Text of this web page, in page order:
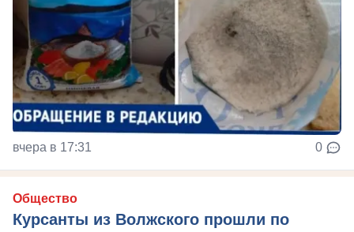
вчера в 17:31 0
Общество
Курсанты из Волжского прошли по